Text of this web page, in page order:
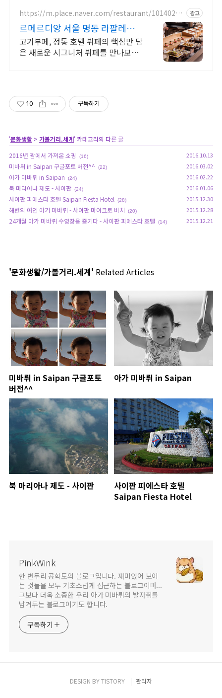
https://m.place.naver.com/restaurant/10140209
광고
르메르디앙 서울 명동 라팔레트
파리
고기부페, 정통 호텔 뷔페의 핵심만 담
은 새로운 시그니처 뷔페를 만나보세
10 구독하기
'문화생활 > 가볼거리.세계' 카테고리의 다른 글
2016년 괌에서 가져온 쇼핑
(16) 2016.10.13
미바뤼 in Saipan 구글포토 버전^^ (22) 2016.03.02
아가 미바뤼 in Saipan (24) 2016.02.22
북 마리아나 제도 - 사이판 (24) 2016.01.06
사이판 피에스타 호텔 Saipan Fiesta Hotel (28) 2015.12.30
해변의 여인 아기 미바뤼 - 사이판 마이크로 비치 (20) 2015.12.28
24개월 아가 미바뤼 수영장을 즐기다 - 사이판 피에스타 호텔 (14) 2015.12.21
'문화생활/가볼거리.세계' Related Articles
미바뤼 in Saipan 구글포토
버전^^
아가 미바뤼 in Saipan
북 마리아나 제도 - 사이판
사이판 피에스타 호텔
Saipan Fiesta Hotel
PinkWink
한 변두리 공학도의 블로그입니다. 재미있어 보이
는 것들을 모두 기초스럽게 접근하는 블로그이며...
그보다 더욱 소중한 우리 아가 미바뤼의 발자취를
남겨두는 블로그이기도 합니다.
구독하기
DESIGN BYTISTORY 관리자